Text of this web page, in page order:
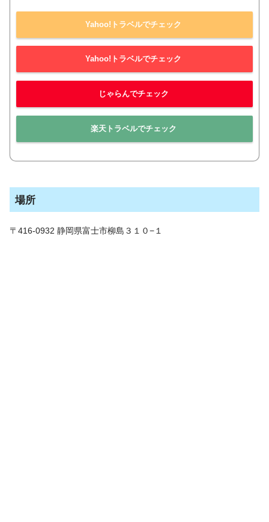
Yahoo!トラベルでチェック
Yahoo!トラベルでチェック
じゃらんでチェック
楽天トラベルでチェック
場所
〒416-0932 静岡県富士市柳島３１０−１